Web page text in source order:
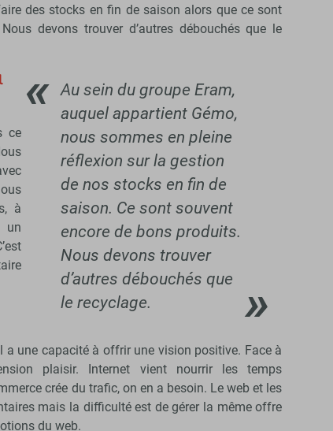
des stocks en fin de saison alors que ce sont
devons trouver d’autres débouchés que le
Au sein du groupe Eram,
auquel appartient Gémo,
nous sommes en pleine
réflexion sur la gestion
de nos stocks en fin de
saison. Ce sont souvent
encore de bons produits.
Nous devons trouver
d’autres débouchés que
le recyclage.
ce
à
un
a une capacité à offrir une vision positive. Face à
plaisir. Internet vient nourrir les temps
crée du trafic, on en a besoin. Le web et les
mais la difficulté est de gérer la même offre
du web.